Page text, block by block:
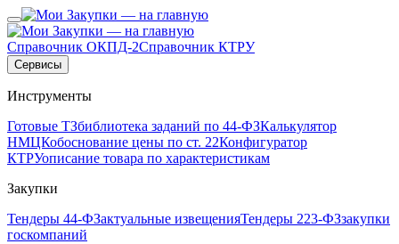
Справочник ОКПД-2Справочник КТРУ
Сервисы
Инструменты
Готовые ТЗбиблиотека заданий по 44-ФЗКалькулятор
НМЦКобоснование цены по ст. 22Конфигуратор
КТРУописание товара по характеристикам
Закупки
Тендеры 44-ФЗактуальные извещенияТендеры 223-ФЗзакупки
госкомпаний